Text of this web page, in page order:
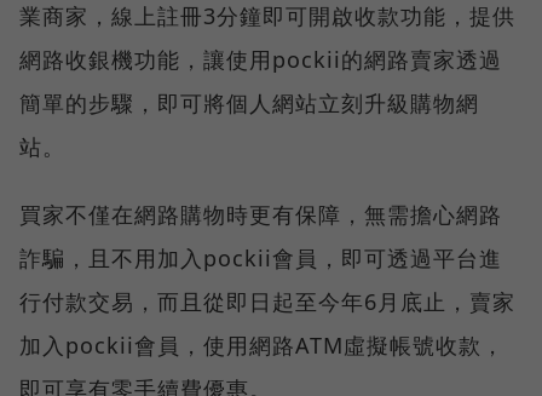
業商家，線上註冊3分鐘即可開啟收款功能，提供
網路收銀機功能，讓使用pockii的網路賣家透過
簡單的步驟，即可將個人網站立刻升級購物網
站。
買家不僅在網路購物時更有保障，無需擔心網路
詐騙，且不用加入pockii會員，即可透過平台進
行付款交易，而且從即日起至今年6月底止，賣家
加入pockii會員，使用網路ATM虛擬帳號收款，
即可享有零手續費優惠。